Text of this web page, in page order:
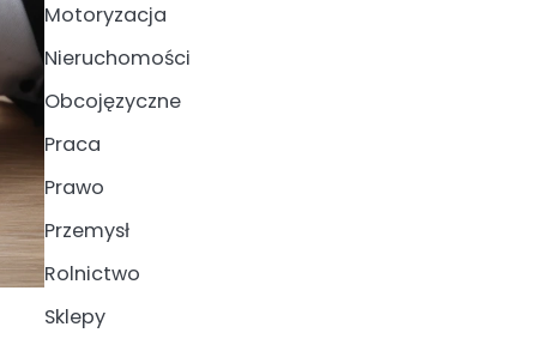
Motoryzacja
Nieruchomości
Obcojęzyczne
Praca
Prawo
Przemysł
Rolnictwo
Sklepy